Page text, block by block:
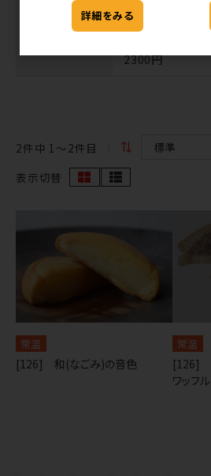
送料
：【関西・中
中部・四国】800
2300円
2件中 1〜2件目
表示切替
常温
[126] 和(なごみ)の音色
常温
[126]
ワッフル
詳細をみる